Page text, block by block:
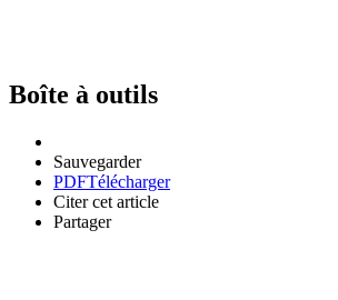
Boîte à outils
Sauvegarder
PDFTélécharger
Citer cet article
Partager